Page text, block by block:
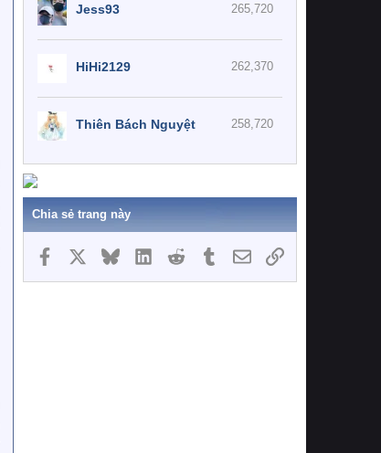
265,720
Jess93
262,370
HiHi2129
258,720
Thiên Bách Nguyệt
Chia sẻ trang này
Facebook BlueskyLinkedInReddit TumblrEmailLink